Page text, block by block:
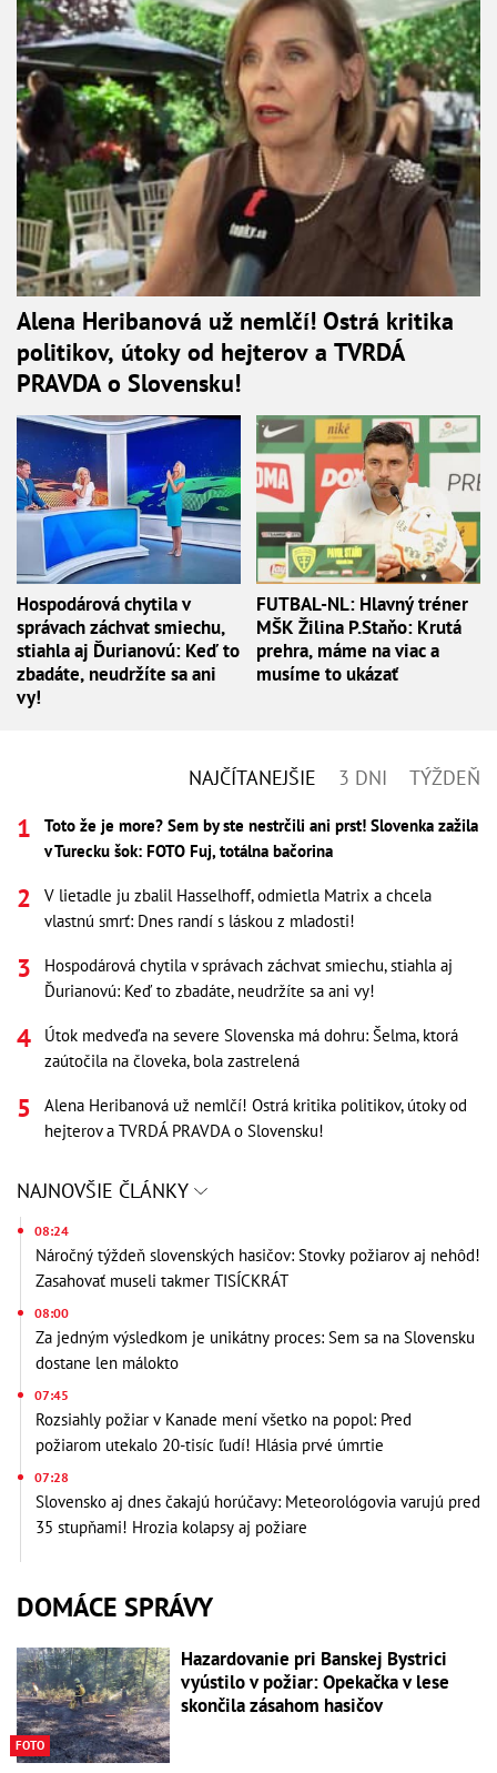
Alena Heribanová už nemlčí! Ostrá kritika
politikov, útoky od hejterov a TVRDÁ
PRAVDA o Slovensku!
Hospodárová chytila v
správach záchvat smiechu,
stiahla aj Ďurianovú: Keď to
zbadáte, neudržíte sa ani
vy!
FUTBAL-NL: Hlavný tréner
MŠK Žilina P.Staňo: Krutá
prehra, máme na viac a
musíme to ukázať
NAJČÍTANEJŠIE 3 DNI TÝŽDEŇ
Toto že je more? Sem by ste nestrčili ani prst! Slovenka zažila
v Turecku šok: FOTO Fuj, totálna bačorina
V lietadle ju zbalil Hasselhoff, odmietla Matrix a chcela
vlastnú smrť: Dnes randí s láskou z mladosti!
Hospodárová chytila v správach záchvat smiechu, stiahla aj
Ďurianovú: Keď to zbadáte, neudržíte sa ani vy!
Útok medveďa na severe Slovenska má dohru: Šelma, ktorá
zaútočila na človeka, bola zastrelená
Alena Heribanová už nemlčí! Ostrá kritika politikov, útoky od
hejterov a TVRDÁ PRAVDA o Slovensku!
NAJNOVŠIE ČLÁNKY
08:24
Náročný týždeň slovenských hasičov: Stovky požiarov aj nehôd!
Zasahovať museli takmer TISÍCKRÁT
08:00
Za jedným výsledkom je unikátny proces: Sem sa na Slovensku
dostane len málokto
07:45
Rozsiahly požiar v Kanade mení všetko na popol: Pred
požiarom utekalo 20-tisíc ľudí! Hlásia prvé úmrtie
07:28
Slovensko aj dnes čakajú horúčavy: Meteorológovia varujú pred
35 stupňami! Hrozia kolapsy aj požiare
DOMÁCE SPRÁVY
FOTO
Hazardovanie pri Banskej Bystrici
vyústilo v požiar: Opekačka v lese
skončila zásahom hasičov